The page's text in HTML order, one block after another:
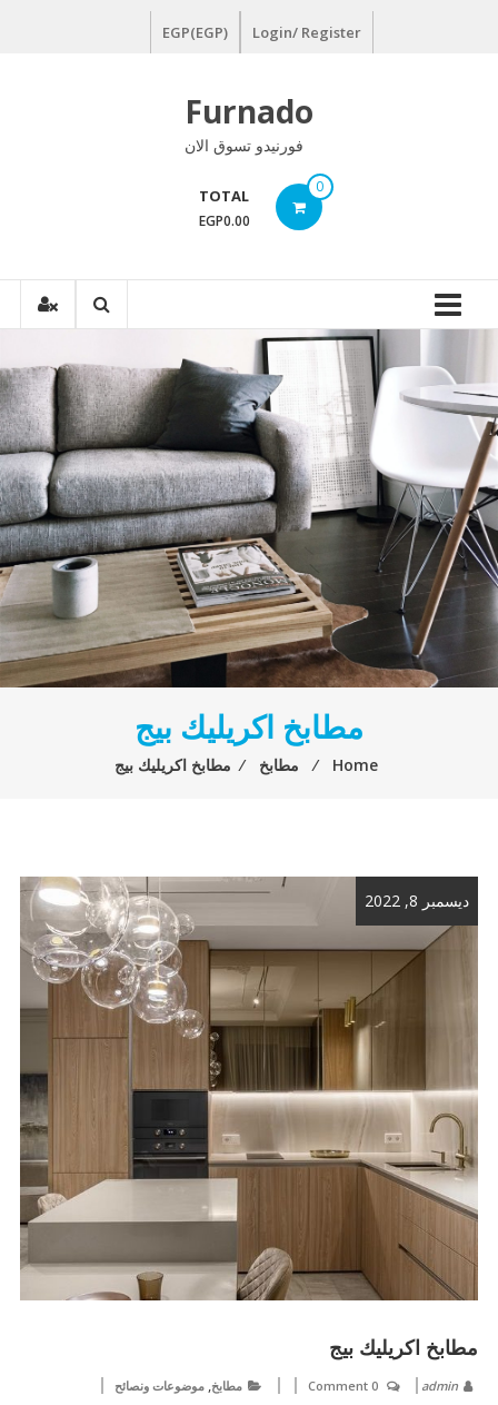
Login/ Register
EGP(EGP)
Furnado
فورنيدو تسوق الان
0
TOTAL
EGP0.00
مطابخ اكريليك بيج
Home
⁄ مطابخ ⁄ مطابخ اكريليك بيج
ديسمبر 8, 2022
مطابخ اكريليك بيج
admin
0 Comment مطابخ, موضوعات ونصائح